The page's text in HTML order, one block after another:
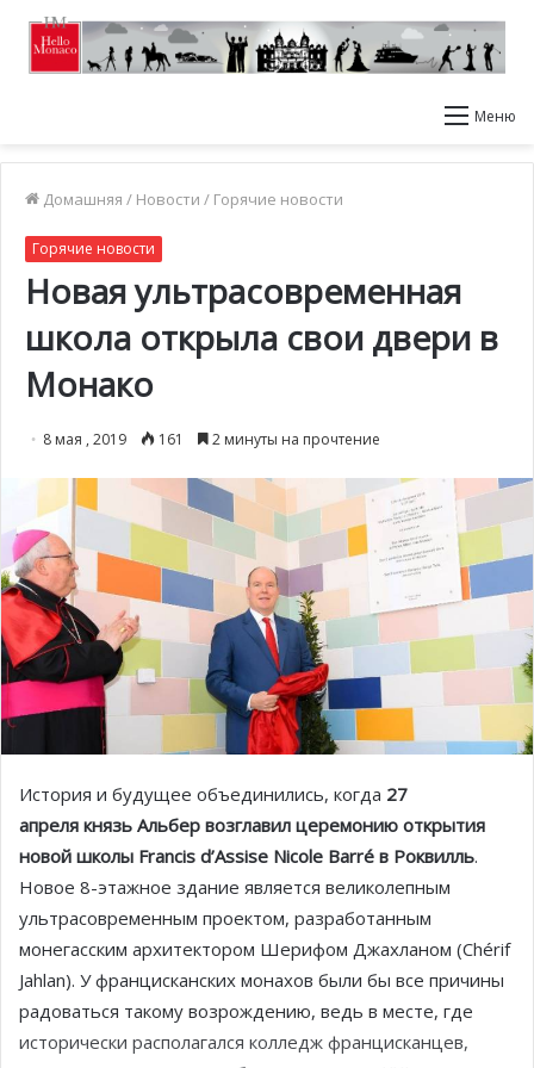
Меню
Домашняя / Новости / Горячие новости
Горячие новости
Новая ультрасовременная
школа открыла свои двери в
Монако
8 мая , 2019 161 2 минуты на прочтение
История и будущее объединились, когда 27
апреля князь Альбер возглавил церемонию открытия
новой школы Francis d’Assise Nicole Barré в Роквилль.
Новое 8-этажное здание является великолепным
ультрасовременным проектом, разработанным
монегасским архитектором Шерифом Джахланом (Chérif
Jahlan). У францисканских монахов были бы все причины
радоваться такому возрождению, ведь в месте, где
исторически располагался колледж францисканцев,